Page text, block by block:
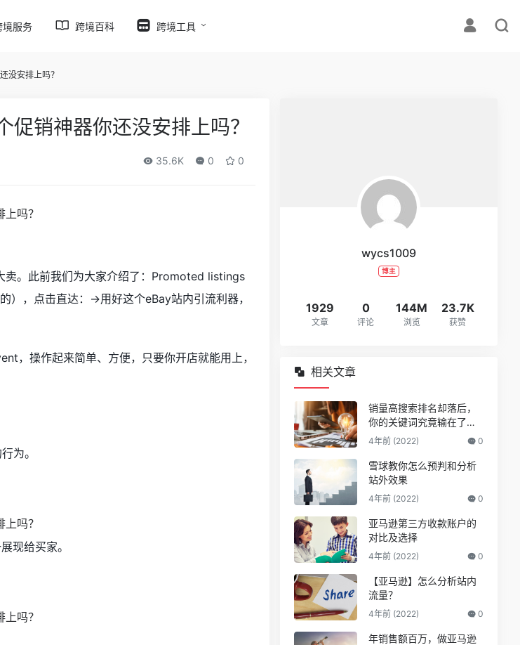
境服务 跨境百科 跨境工具
没安排上吗？
销神器你还没安排上吗？
35.6K 0 0
卖。此前我们为大家介绍了：Promoted listings
），点击直达：→用好这个eBay站内引流利器，
，操作起来简单、方便，只要你开店就能用上，
为。
现给买家。
wycs1009
博主
1929
文章
0
评论
144M
浏览
23.7K
获赞
相关文章
销量高搜索排名却落后，
你的关键词究竟输在了哪
儿？
4年前 (2022) 0
雪球教你怎么预判和分析
站外效果
4年前 (2022) 0
亚马逊第三方收款账户的
对比及选择
4年前 (2022) 0
【亚马逊】怎么分析站内
流量？
4年前 (2022) 0
年销售额百万，做亚马逊